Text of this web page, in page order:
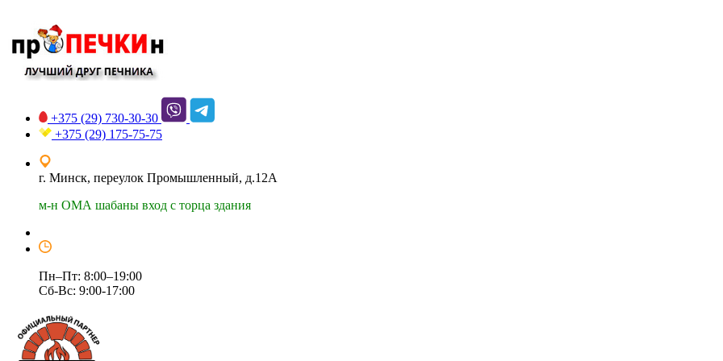
+375 (29) 730-30-30
+375 (29) 175-75-75
г. Минск, переулок Промышленный, д.12А
м-н ОМА шабаны вход с торца здания
Пн–Пт: 8:00–19:00
Сб-Вс: 9:00-17:00